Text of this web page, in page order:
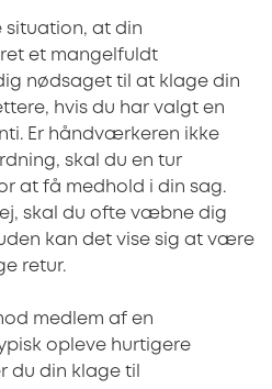
situation, at din
et mangelfuldt
nødsaget til at klage din
hvis du har valgt en
Er håndværkeren ikke
skal du en tur
at få medhold i din sag.
skal du ofte væbne dig
kan det vise sig at være
retur.
medlem af en
opleve hurtigere
du din klage til